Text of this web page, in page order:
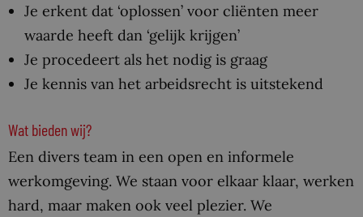
Je erkent dat ‘oplossen’ voor cliënten meer
waarde heeft dan ‘gelijk krijgen’
Je procedeert als het nodig is graag
Je kennis van het arbeidsrecht is uitstekend
Wat bieden wij?
Een divers team in een open en informele
werkomgeving. We staan voor elkaar klaar, werken
hard, maar maken ook veel plezier. We